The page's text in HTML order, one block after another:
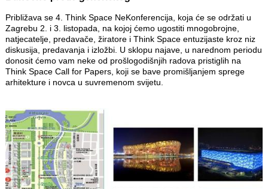
Približava se 4. Think Space NeKonferencija, koja će se održati u
Zagrebu 2. i 3. listopada, na kojoj ćemo ugostiti mnogobrojne,
natjecatelje, predavače, žiratore i Think Space entuzijaste kroz niz
diskusija, predavanja i izložbi. U sklopu najave, u narednom periodu
donosit ćemo vam neke od prošlogodišnjih radova pristiglih na
Think Space Call for Papers, koji se bave promišljanjem sprege
arhitekture i novca u suvremenom svijetu.